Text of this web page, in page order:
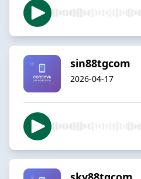
sin88tgcom
2026-04-17